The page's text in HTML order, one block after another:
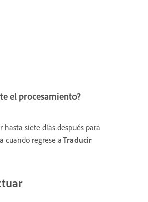
el procesamiento?
siete días después para
cuando regrese aTraducir